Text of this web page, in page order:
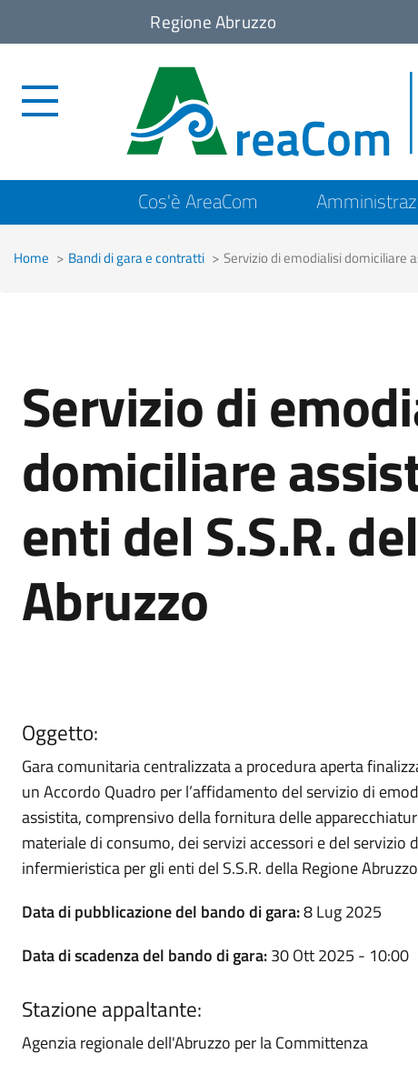
Regione Abruzzo
menu
Cos'è AreaCom
Home Bandi di gara e contratti Servizio di emodialisi domiciliare
Servizio di
domiciliare
enti del S.S.R.
Abruzzo
Oggetto:
Gara comunitaria centralizzata a procedura aperta
un Accordo Quadro per l’affidamento del servizio di
assistita, comprensivo della fornitura delle
materiale di consumo, dei servizi accessori e del servizio
infermieristica per gli enti del S.S.R. della Regione Abruzzo
Data di pubblicazione del bando di gara:8 Lug 2025
Data di scadenza del bando di gara:30 Ott 2025 - 10:00
Stazione appaltante:
Agenzia regionale dell'Abruzzo per la Committenza